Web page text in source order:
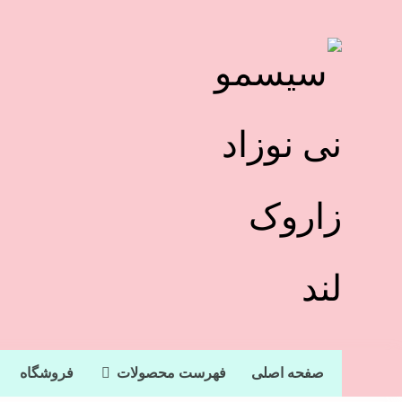
صفحه اصلی فهرست محصولات فروشگاه